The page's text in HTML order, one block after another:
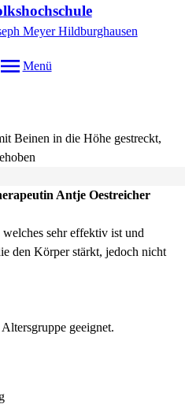
Meyer Hildburghausen
Menü
Antje Oestreicher
sehr effektiv ist und
den Körper stärkt, jedoch nicht
geeignet.